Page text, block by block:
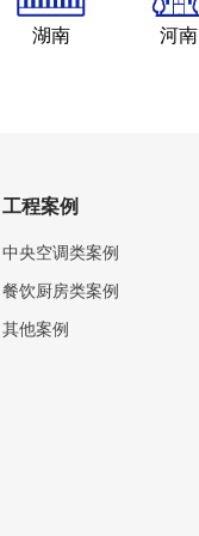
湖南 河南
工程案例
中央空调类案例
餐饮厨房类案例
其他案例